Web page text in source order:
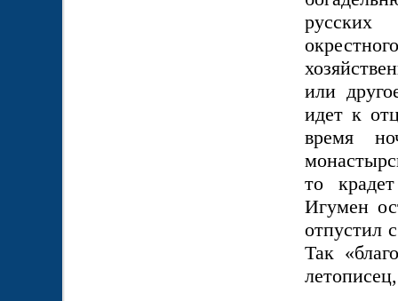
русских
или
идет к
время
то
Игумен
отпустил
Так